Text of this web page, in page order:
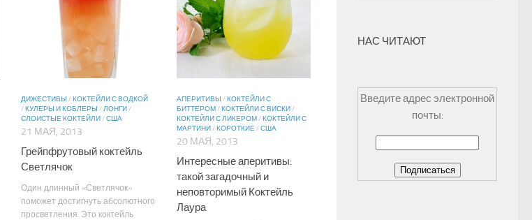
ДИЖЕСТИВЫ /КОКТЕЙЛИ С ВОДКОЙ
/КУЛЕРЫ И КОБЛЕРЫ /ЛОНГИ/
СЛОИСТЫЕ КОКТЕЙЛИ/США
21 МАЯ, 2013
Грейпфрутовый коктейль
Светлячок
Один длинный «Светлячок»
поможет достигнуть абсолютного
просветления. Это коктейль
АПЕРИТИВЫ /КОКТЕЙЛИ С
БИТТЕРОМ/КОКТЕЙЛИ С ВИСКИ/
КОКТЕЙЛИ С ЛИКЕРОМ/КОКТЕЙЛИ С
МАРТИНИ/КОРОТКИЕ/США
20 МАЯ, 2013
Интересные аперитивы:
такой загадочный и
неповторимый Коктейль
Лаура
НАС ЧИТАЮТ
Введите адрес электронной
почты: